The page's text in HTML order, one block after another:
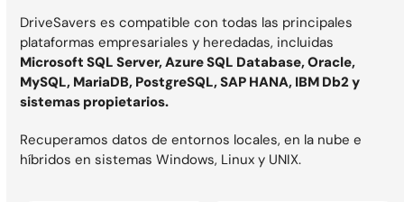
DriveSavers es compatible con todas las principales
plataformas empresariales y heredadas, incluidas
Microsoft SQL Server, Azure SQL Database, Oracle,
MySQL, MariaDB, PostgreSQL, SAP HANA, IBM Db2 y
sistemas propietarios.
Recuperamos datos de entornos locales, en la nube e
híbridos en sistemas Windows, Linux y UNIX.